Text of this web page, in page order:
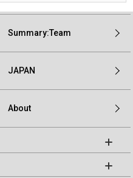
Summary:Team
JAPAN
About